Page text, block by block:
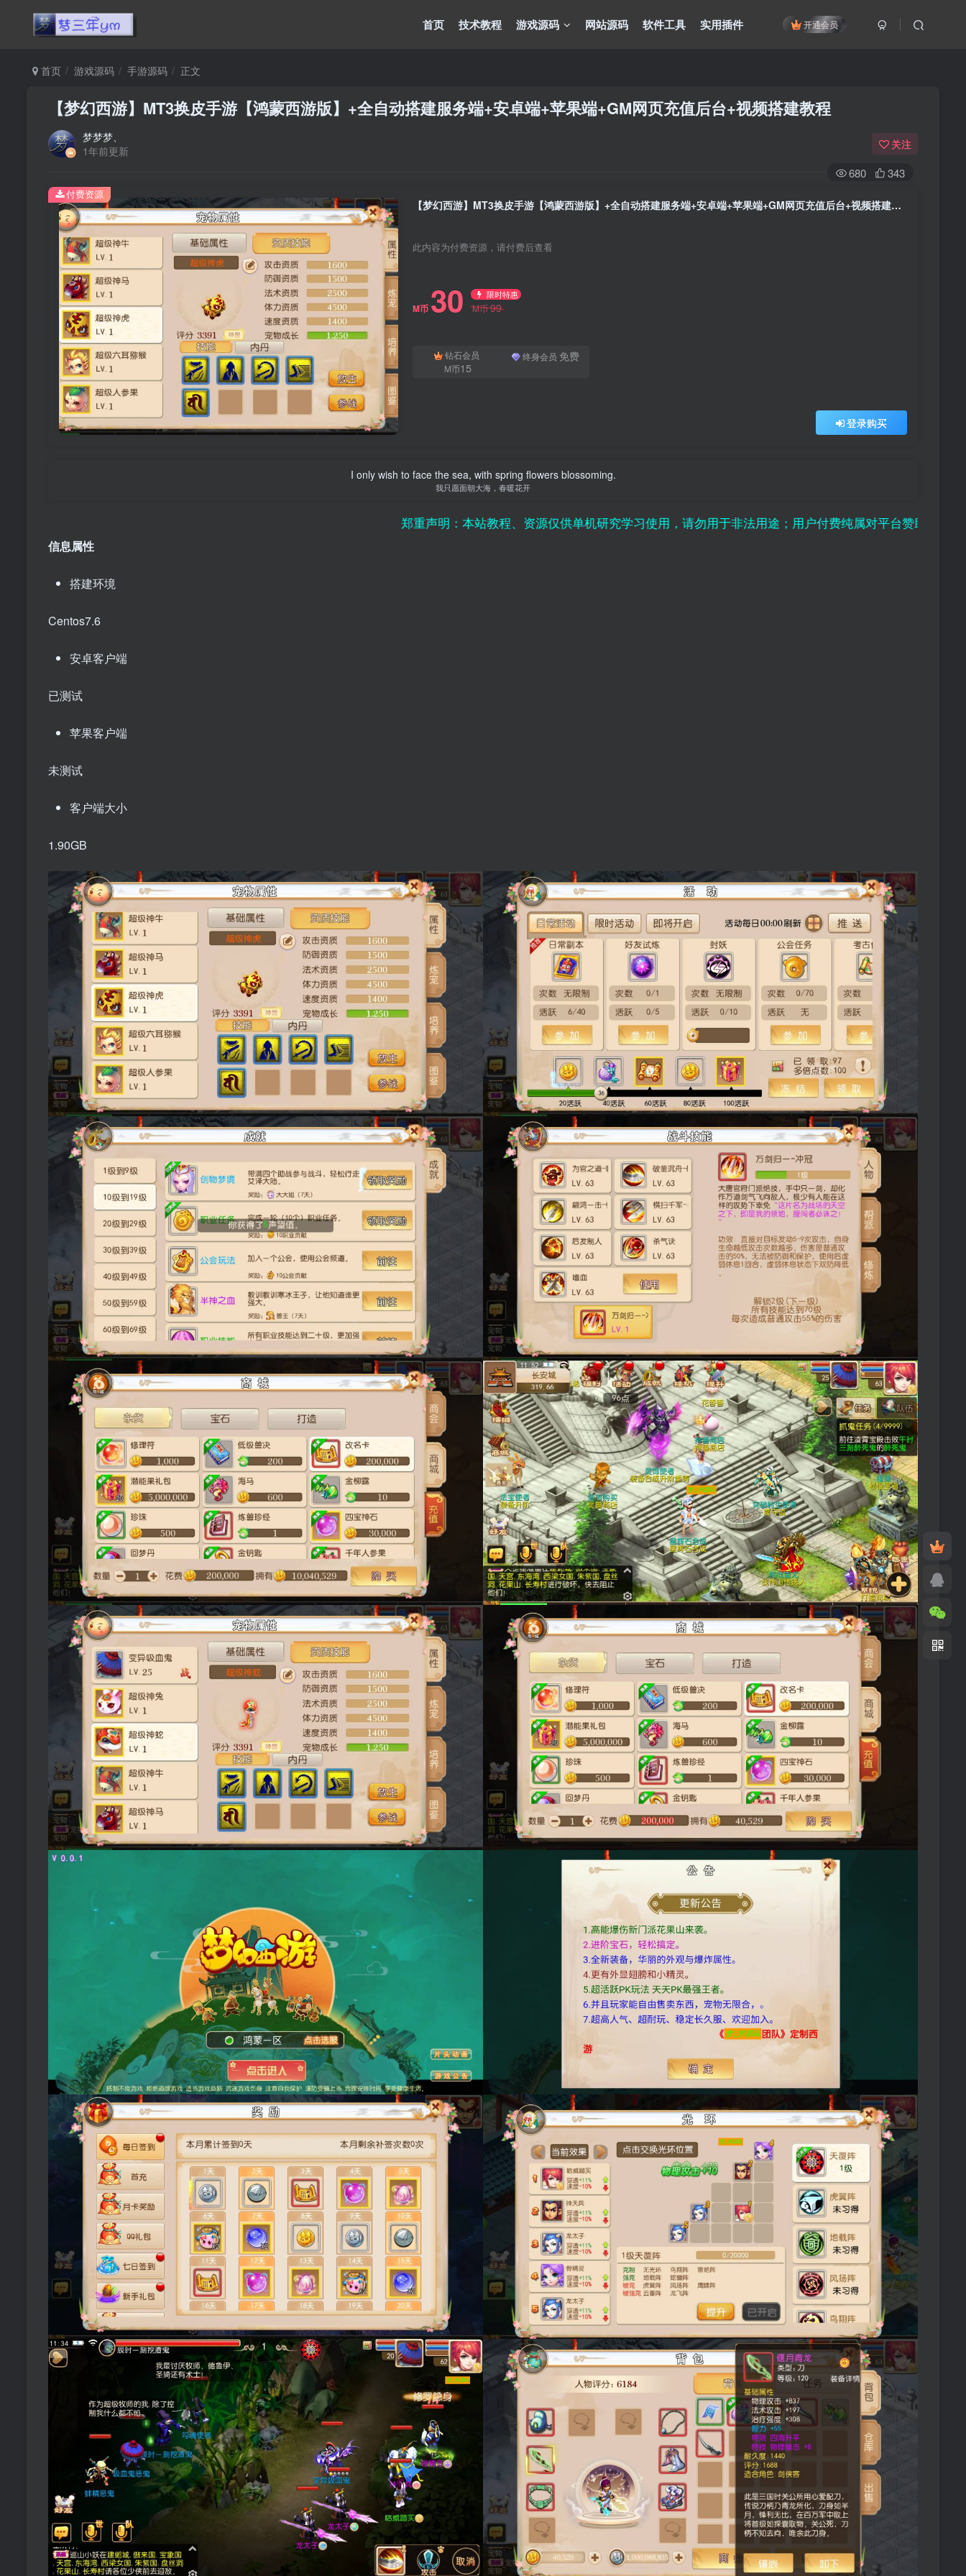
开通会员
首页 技术教程 游戏源码 网站源码 软件工具 实用插件
首页 游戏源码 手游源码 正文
【梦幻西游】MT3换皮手游【鸿蒙西游版】+全自动搭建服务端+安卓端+苹果端+GM网页充值后台+视频搭建教程
梦梦梦、
1年前更新
关注
680 343
【梦幻西游】MT3换皮手游【鸿蒙西游版】+全自动搭建服务端+安卓端+苹果端+GM网页充值后台+视频搭建教程
此内容为付费资源，请付费后查看
M币 30 限时特惠
M币99
钻石会员
M币15
终身会员 免费
登录购买
付费资源
I only wish to face the sea, with spring flowers blossoming.
我只愿面朝大海，春暖花开
郑重声明：本站教程、资源仅供单机研究学习使用，请勿用于非法用途；用户付费纯属对平台赞助行为，且虚拟资源存在可
信息属性
搭建环境
Centos7.6
安卓客户端
已测试
苹果客户端
未测试
客户端大小
1.90GB